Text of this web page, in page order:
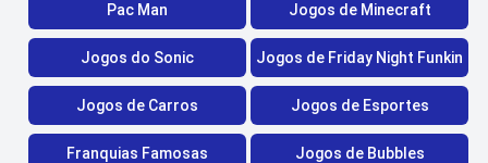
Pac Man Jogos de Minecraft
Jogos do Sonic Jogos de Friday Night Funkin
Jogos de Carros Jogos de Esportes
Franquias Famosas Jogos de Bubbles